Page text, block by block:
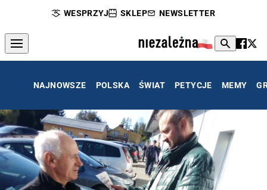
WESPRZYJ SKLEP NEWSLETTER
NAJNOWSZE POLSKA ŚWIAT PETYCJE MEMY